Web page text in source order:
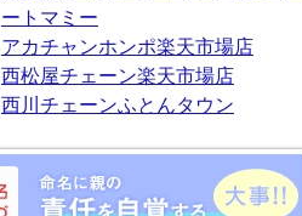
ートマミー
アカチャンホンポ楽天市場店
西松屋チェーン楽天市場店
西川チェーンふとんタウン